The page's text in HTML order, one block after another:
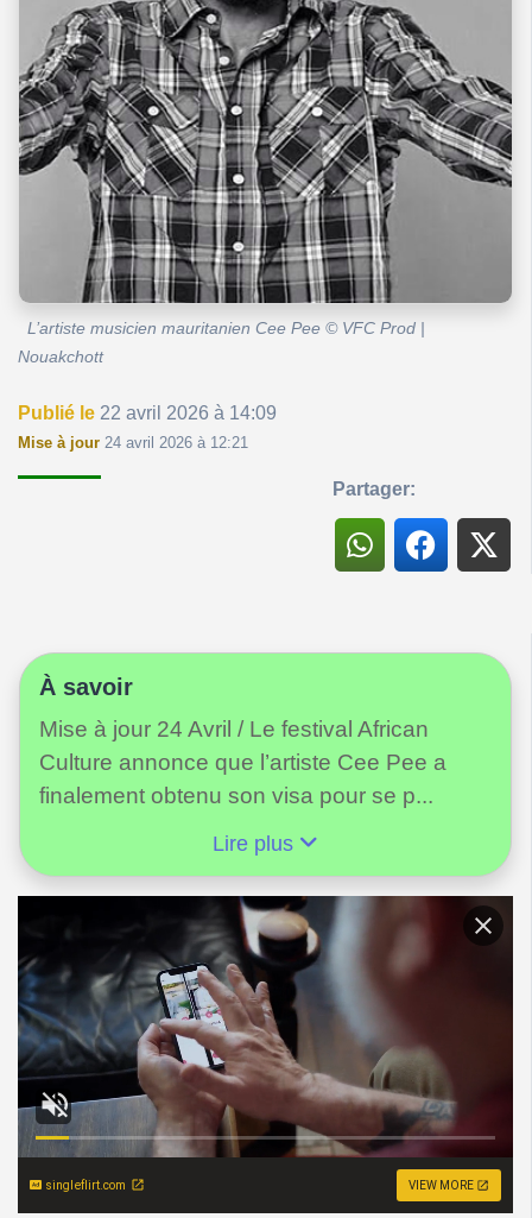
L’artiste musicien mauritanien Cee Pee © VFC Prod |
Nouakchott
Publié le 22 avril 2026 à 14:09
Mise à jour 24 avril 2026 à 12:21
Partager:
À savoir
Mise à jour 24 Avril / Le festival African
Culture annonce que l’artiste Cee Pee a
finalement obtenu son visa pour se p...
Lire plus
singleflirt.com VIEW MORE